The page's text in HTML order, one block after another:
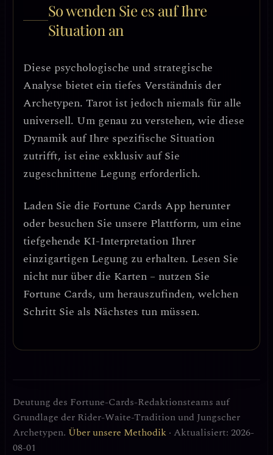
So wenden Sie es auf Ihre
Situation an
Diese psychologische und strategische
Analyse bietet ein tiefes Verständnis der
Archetypen. Tarot ist jedoch niemals für alle
universell. Um genau zu verstehen, wie diese
Dynamik auf Ihre spezifische Situation
zutrifft, ist eine exklusiv auf Sie
zugeschnittene Legung erforderlich.
Laden Sie die Fortune Cards App herunter
oder besuchen Sie unsere Plattform, um eine
tiefgehende KI-Interpretation Ihrer
einzigartigen Legung zu erhalten. Lesen Sie
nicht nur über die Karten – nutzen Sie
Fortune Cards, um herauszufinden, welchen
Schritt Sie als Nächstes tun müssen.
Deutung des Fortune-Cards-Redaktionsteams auf
Grundlage der Rider-Waite-Tradition und Jungscher
Archetypen. Über unsere Methodik · Aktualisiert: 2026-
08-01